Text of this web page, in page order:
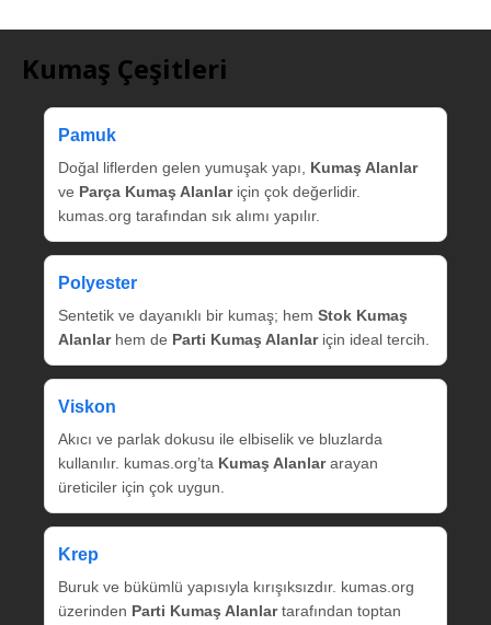
Kumaş Çeşitleri
Pamuk
Doğal liflerden gelen yumuşak yapı, Kumaş Alanlar
ve Parça Kumaş Alanlariçin çok değerlidir.
kumas.org tarafından sık alımı yapılır.
Polyester
Sentetik ve dayanıklı bir kumaş; hem Stok Kumaş
Alanlarhem de Parti Kumaş Alanlariçin ideal tercih.
Viskon
Akıcı ve parlak dokusu ile elbiselik ve bluzlarda
kullanılır. kumas.org’ta Kumaş Alanlararayan
üreticiler için çok uygun.
Krep
Buruk ve bükümlü yapısıyla kırışıksızdır. kumas.org
üzerinden Parti Kumaş Alanlartarafından toptan